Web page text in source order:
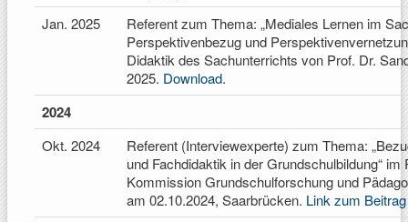
Jan. 2025
Referent zum Thema: „Mediales Lernen im
Perspektivenbezug und
Didaktik des Sachunterrichts von Prof. Dr.
2025. Download.
2024
Okt. 2024
Referent (Interviewexperte) zum Thema:
und Fachdidaktik in der Grundschulbildung“
Kommission Grundschulforschung und
am 02.10.2024, Saarbrücken. Link zum